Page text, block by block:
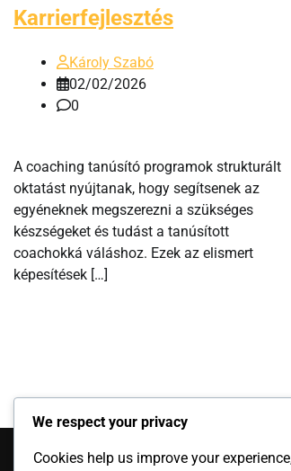
Karrierfejlesztés
Károly Szabó
02/02/2026
0
A coaching tanúsító programok strukturált
oktatást nyújtanak, hogy segítsenek az
egyéneknek megszerezni a szükséges
készségeket és tudást a tanúsított
coachokká váláshoz. Ezek az elismert
képesítések […]
We respect your privacy
Cookies help us improve your